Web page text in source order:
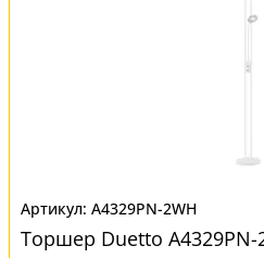
A4329PN-2WH
Торшер Duetto